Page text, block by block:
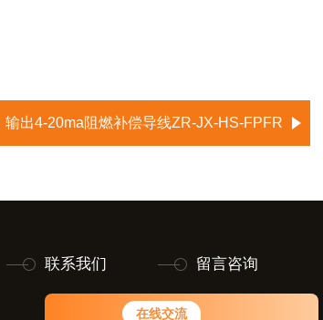
在线交流
输出4-20ma阻燃补偿导线ZR-JX-HS-FPFR
联系我们 留言咨询